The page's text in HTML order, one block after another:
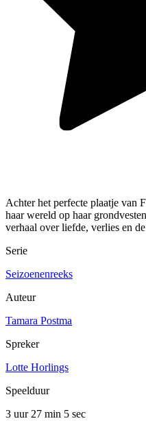
Achter het perfecte plaatje van
haar wereld op haar
verhaal over liefde, verlies en
Serie
Seizoenenreeks
Auteur
Tamara Postma
Spreker
Lotte Horlings
Speelduur
3 uur 27 min 5 sec